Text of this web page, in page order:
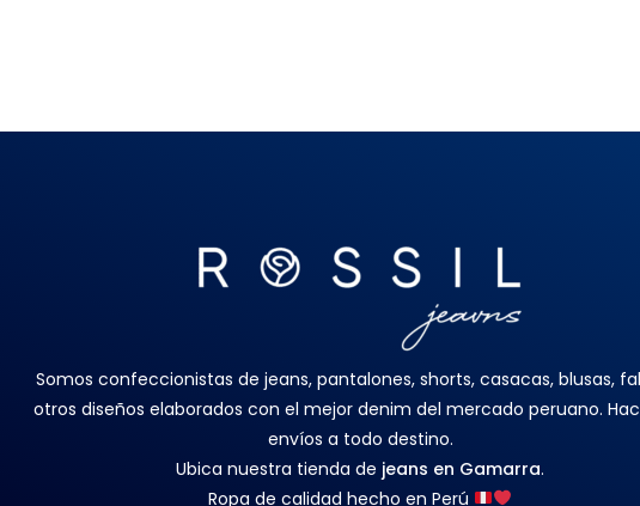
Somos confeccionistas de jeans, pantalones, shorts, casacas, blusas,
otros diseños elaborados con el mejor denim del mercado peruano.
envíos a todo destino.
Ubica nuestra tienda de jeans en Gamarra.
Ropa de calidad hecho en Perú